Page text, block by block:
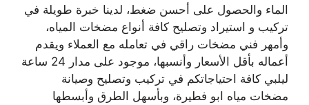
الماء والحصول على أحسن ضغط، لدينا خبرة طويلة في
تركيب و استيراد وتصليح كافة أنواع مضخات المياه،
وأمهر فني مضخات راقي في تعامله مع العملاء ويقدم
أعماله بأقل الأسعار وأنسبها، موجود على مدار 24 ساعة
ليلبي كافة احتياجاتكم في تركيب وتصليح وصيانة
مضخات مياه ابو فطيرة، وبأسهل الطرق وأبسطها